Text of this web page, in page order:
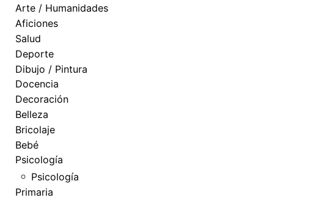
Arte / Humanidades
Aficiones
Salud
Deporte
Dibujo / Pintura
Docencia
Decoración
Belleza
Bricolaje
Bebé
Psicología
Psicología
Primaria